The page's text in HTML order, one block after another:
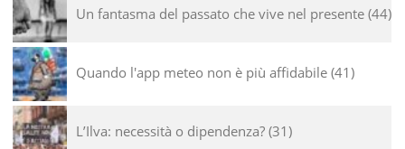
Un fantasma del passato che vive nel presente 44
Quando l'app meteo non è più affidabile 41
L’Ilva: necessità o dipendenza? 31